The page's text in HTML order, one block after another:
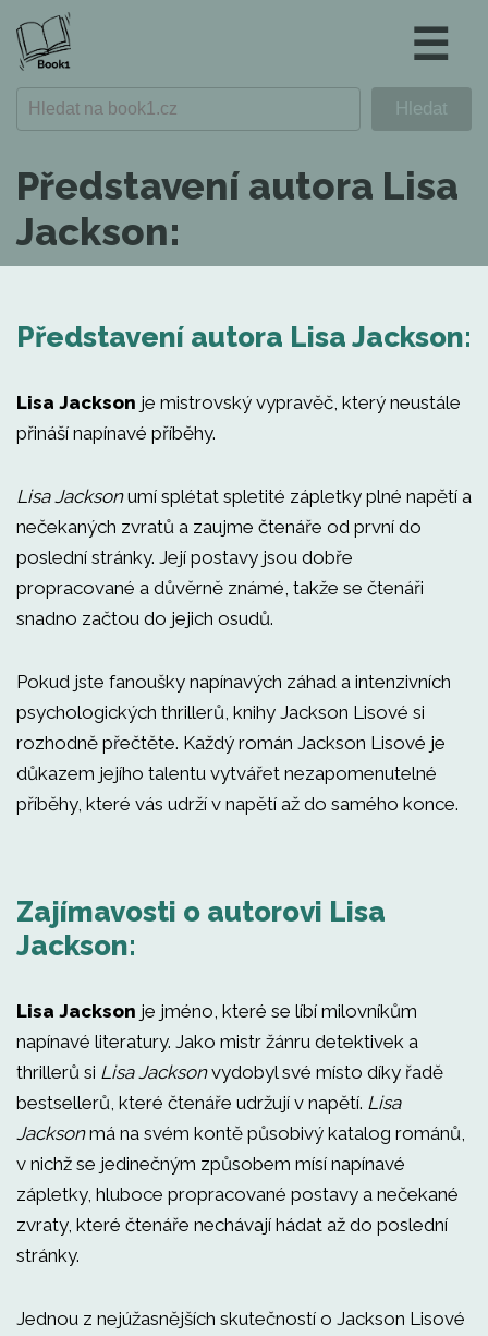
☰
Představení autora Lisa
Jackson:
Představení autora Lisa Jackson:
Lisa Jackson je mistrovský vypravěč, který neustále
přináší napínavé příběhy.
Lisa Jacksonumí splétat spletité zápletky plné napětí a
nečekaných zvratů a zaujme čtenáře od první do
poslední stránky. Její postavy jsou dobře
propracované a důvěrně známé, takže se čtenáři
snadno začtou do jejich osudů.
Pokud jste fanoušky napínavých záhad a intenzivních
psychologických thrillerů, knihy Jackson Lisové si
rozhodně přečtěte. Každý román Jackson Lisové je
důkazem jejího talentu vytvářet nezapomenutelné
příběhy, které vás udrží v napětí až do samého konce.
Zajímavosti o autorovi Lisa
Jackson:
Lisa Jackson je jméno, které se líbí milovníkům
napínavé literatury. Jako mistr žánru detektivek a
thrillerů si Lisa Jacksonvydobyl své místo díky řadě
bestsellerů, které čtenáře udržují v napětí. Lisa
Jacksonmá na svém kontě působivý katalog románů,
v nichž se jedinečným způsobem mísí napínavé
zápletky, hluboce propracované postavy a nečekané
zvraty, které čtenáře nechávají hádat až do poslední
stránky.
Jednou z nejúžasnějších skutečností o Jackson Lisové